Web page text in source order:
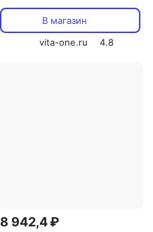
CONCEPT 500мл+300мл
В магазин
vita-one.ru
4.8
8 942,4 ₽